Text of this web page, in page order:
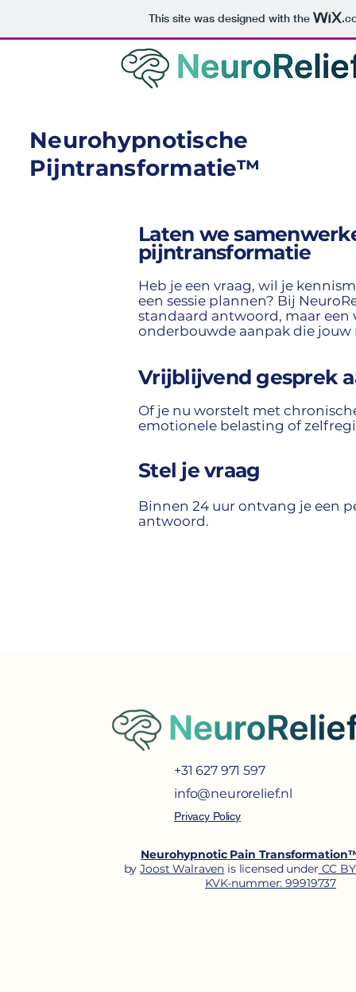
This site was designed with the
Neurohypnotische
Pijntransformatie™
Laten we
pijntransformatie
Heb je een vraag, wil je
een sessie plannen? Bij
standaard antwoord, maar een
onderbouwde aanpak die jouw
Vrijblijvend gesprek
Of je nu worstelt met
emotionele belasting of
Stel je vraag
Binnen 24 uur ontvang je een
antwoord.
+31 627 971 597
info@neurorelief.nl
Privacy Policy
Neurohypnotic Pain Transformation
byJoost Walraven is licensed under CC
KVK-nummer: 99919737